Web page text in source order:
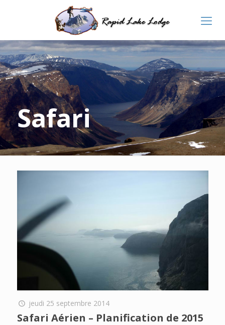
Safari
jeudi 25 septembre 2014
Safari Aérien – Planification de 2015